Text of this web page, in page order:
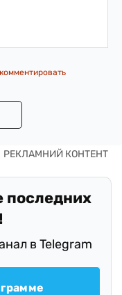
последних
в Telegram